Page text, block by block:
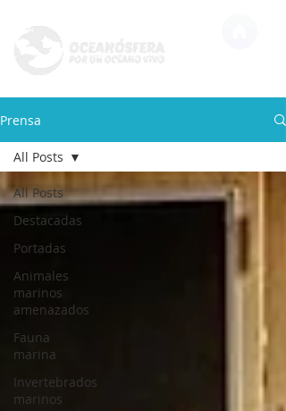
Prensa
All Posts
Destacadas
Portadas
Animales
marinos
amenazados
Fauna
marina
Invertebrados
marinos
All Posts